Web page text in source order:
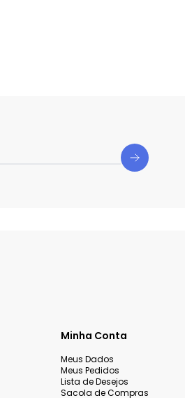
Minha Conta
Meus Dados
Meus Pedidos
Lista de Desejos
Sacola de Compras